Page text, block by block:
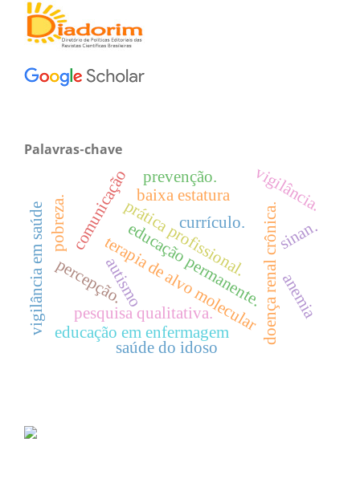
Palavras-chave
terapia de alvo moleculardoença renal crônica.
educação em enfermagem
pesquisa qualitativa.
educação permanente.
prática profissional.
autismo
percepção.
comunicação currículo.
baixa estatura
pobreza.
vigilância.
vigilância em saúde anemia
prevenção.
saúde do idoso
sinan.